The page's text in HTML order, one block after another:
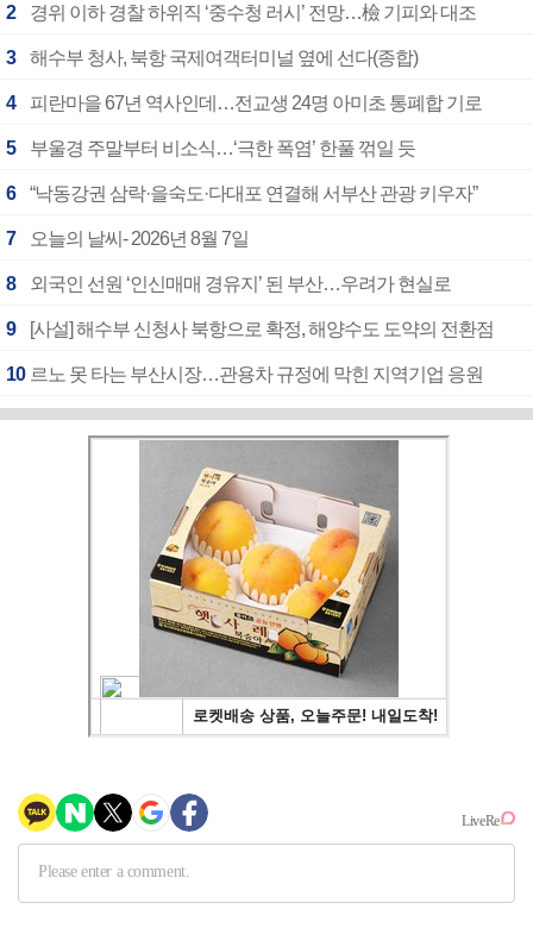
2 경위 이하 경찰 하위직 ‘중수청 러시’ 전망…檢 기피와 대조
3 해수부 청사, 북항 국제여객터미널 옆에 선다(종합)
4 피란마을 67년 역사인데…전교생 24명 아미초 통폐합 기로
5 부울경 주말부터 비소식…‘극한 폭염’ 한풀 꺾일 듯
6 “낙동강권 삼락·을숙도·다대포 연결해 서부산 관광 키우자”
7 오늘의 날씨- 2026년 8월 7일
8 외국인 선원 ‘인신매매 경유지’ 된 부산…우려가 현실로
9 [사설] 해수부 신청사 북항으로 확정, 해양수도 도약의 전환점
10 르노 못 타는 부산시장…관용차 규정에 막힌 지역기업 응원